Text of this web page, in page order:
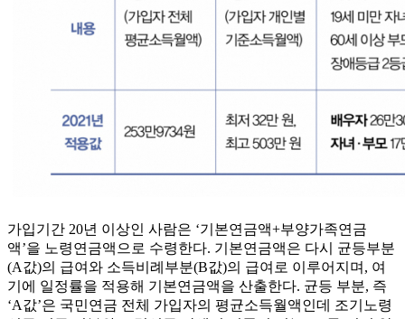
가입기간 20년 이상인 사람은 ‘기본연금액+부양가족연금
액’을 노령연금액으로 수령한다. 기본연금액은 다시 균등부분
(A값)의 급여와 소득비례부분(B값)의 급여로 이루어지며, 여
기에 일정률을 적용해 기본연금액을 산출한다. 균등 부분, 즉
‘A값’은 국민연금 전체 가입자의 평균소득월액인데 조기노령